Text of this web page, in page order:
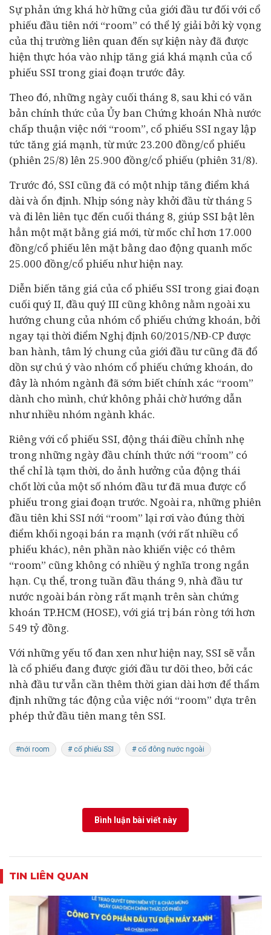
Sự phản ứng khá hờ hững của giới đầu tư đối với cổ
phiếu đầu tiên nới “room” có thể lý giải bởi kỳ vọng
của thị trường liên quan đến sự kiện này đã được
hiện thực hóa vào nhịp tăng giá khá mạnh của cổ
phiếu SSI trong giai đoạn trước đây.
Theo đó, những ngày cuối tháng 8, sau khi có văn
bản chính thức của Ủy ban Chứng khoán Nhà nước
chấp thuận việc nới “room”, cổ phiếu SSI ngay lập
tức tăng giá mạnh, từ mức 23.200 đồng/cổ phiếu
(phiên 25/8) lên 25.900 đồng/cổ phiếu (phiên 31/8).
Trước đó, SSI cũng đã có một nhịp tăng điểm khá
dài và ổn định. Nhịp sóng này khởi đầu từ tháng 5
và đi lên liên tục đến cuối tháng 8, giúp SSI bật lên
hẳn một mặt bằng giá mới, từ mốc chỉ hơn 17.000
đồng/cổ phiếu lên mặt bằng dao động quanh mốc
25.000 đồng/cổ phiếu như hiện nay.
Diễn biến tăng giá của cổ phiếu SSI trong giai đoạn
cuối quý II, đầu quý III cũng không nằm ngoài xu
hướng chung của nhóm cổ phiếu chứng khoán, bởi
ngay tại thời điểm Nghị định 60/2015/NĐ-CP được
ban hành, tâm lý chung của giới đầu tư cũng đã đổ
dồn sự chú ý vào nhóm cổ phiếu chứng khoán, do
đây là nhóm ngành đã sớm biết chính xác “room”
dành cho mình, chứ không phải chờ hướng dẫn
như nhiều nhóm ngành khác.
Riêng với cổ phiếu SSI, động thái điều chỉnh nhẹ
trong những ngày đầu chính thức nới “room” có
thể chỉ là tạm thời, do ảnh hưởng của động thái
chốt lời của một số nhóm đầu tư đã mua được cổ
phiếu trong giai đoạn trước. Ngoài ra, những phiên
đầu tiên khi SSI nới “room” lại rơi vào đúng thời
điểm khối ngoại bán ra mạnh (với rất nhiều cổ
phiếu khác), nên phần nào khiến việc có thêm
“room” cũng không có nhiều ý nghĩa trong ngắn
hạn. Cụ thể, trong tuần đầu tháng 9, nhà đầu tư
nước ngoài bán ròng rất mạnh trên sàn chứng
khoán TP.HCM (HOSE), với giá trị bán ròng tới hơn
549 tỷ đồng.
Với những yếu tố đan xen như hiện nay, SSI sẽ vẫn
là cổ phiếu đang được giới đầu tư dõi theo, bởi các
nhà đầu tư vẫn cần thêm thời gian dài hơn để thẩm
định những tác động của việc nới “room” dựa trên
phép thử đầu tiên mang tên SSI.
#nới room # cổ phiếu SSI # cổ đông nước ngoài
Bình luận bài viết này
TIN LIÊN QUAN